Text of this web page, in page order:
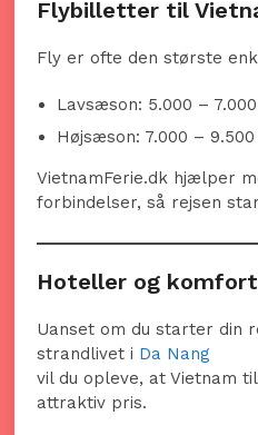
Flybilletter til
Fly er ofte den største
Lavsæson: 5.000 –
Højsæson: 7.000 –
VietnamFerie.dk hjælper
forbindelser, så rejsen
Hoteller og komfort
Uanset om du starter din
strandlivet i Da Nang
vil du opleve, at Vietnam
attraktiv pris.